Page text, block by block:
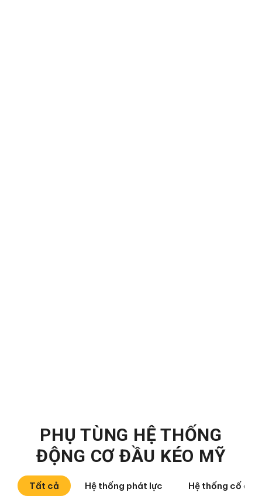
PHỤ TÙNG HỆ THỐNG
ĐỘNG CƠ ĐẦU KÉO MỸ
Tất cả Hệ thống phát lực Hệ thống cố định